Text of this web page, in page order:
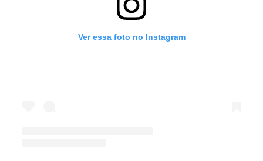
Ver essa foto no Instagram